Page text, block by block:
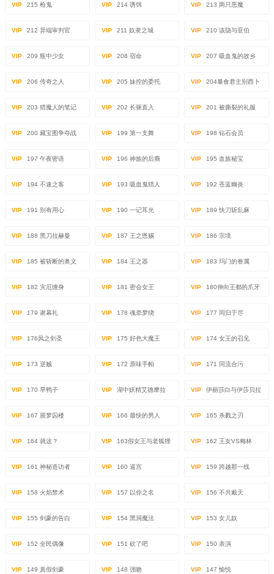
VIP 215 枪鬼 VIP 214 诱饵 VIP 213 两只恶魔
VIP 212 异端审判官 VIP 211 奴隶之城 VIP 210 该隐与亚伯
VIP 209 瓶中少女 VIP 208 宿命 VIP 207 吸血鬼的故乡
VIP 206 传奇之人 VIP 205 妹控的委托 VIP 204暴食君主别西卜
VIP 203 猎魔人的笔记 VIP 202 长驱直入 VIP 201 被撕裂的礼服
VIP 200 藏宝图争夺战 VIP 199 第一支舞 VIP 198 钻石会员
VIP 197 午夜密语 VIP 196 神族的后裔 VIP 195 血族秘宝
VIP 194 不速之客 VIP 193 吸血鬼猎人 VIP 192 苍蓝幽炎
VIP 191 别有用心 VIP 190 一记耳光 VIP 189 快刀斩乱麻
VIP 188 黑刀拉赫曼 VIP 187 王之恩赐 VIP 186 宗境
VIP 185 被斩断的奥义 VIP 184 王之器 VIP 183 玛门的眷属
VIP 182 灾厄缠身 VIP 181 密会女王 VIP 180伸向王都的爪牙
VIP 179 谢幕礼 VIP 178 魂牵梦绕 VIP 177 同归于尽
VIP 176风之剑圣 VIP 175 好色大魔王 VIP 174 女王的召见
VIP 173 逆贼 VIP 172 原味手帕 VIP 171 同流合污
VIP 170 旱鸭子 VIP 湖中妖精艾德摩拉 VIP 伊丽莎白与伊莎贝拉
VIP 167 噩梦囚楼 VIP 166 最快的男人 VIP 165 杀戮之刃
VIP 164 就这？ VIP 163假女王与老狐狸 VIP 162 王女VS梅林
VIP 161 神秘造访者 VIP 160 逼宫 VIP 159 跨越那一线
VIP 158 火焰禁术 VIP 157 以你之名 VIP 156 不共戴天
VIP 155 剑豪的告白 VIP 154 黑洞魔法 VIP 153 女儿奴
VIP 152 全民偶像 VIP 151 砍了吧 VIP 150 表演
VIP 149 真假剑豪 VIP 148 强吻 VIP 147 愉悦